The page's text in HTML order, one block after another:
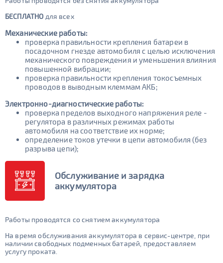
БЕСПЛАТНО для всех
Механические работы:
проверка правильности крепления батареи в
посадочном гнезде автомобиля с целью исключения
механического повреждения и уменьшения влияния
повышенной вибрации;
проверка правильности крепления токосъемных
проводов в выводным клеммам АКБ;
Электронно-диагностические работы:
проверка пределов выходного напряжения реле -
регулятора в различных режимах работы
автомобиля на соответствие их норме;
определение токов утечки в цепи автомобиля (без
разрыва цепи);
Обслуживание и зарядка
аккумулятора
Работы проводятся со снятием аккумулятора
На время обслуживания аккумулятора в сервис-центре, при
наличии свободных подменных батарей, предоставляем
услугу проката.